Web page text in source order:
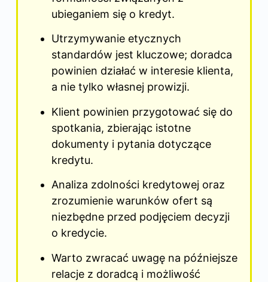
ubieganiem się o kredyt.
Utrzymywanie etycznych
standardów jest kluczowe; doradca
powinien działać w interesie klienta,
a nie tylko własnej prowizji.
Klient powinien przygotować się do
spotkania, zbierając istotne
dokumenty i pytania dotyczące
kredytu.
Analiza zdolności kredytowej oraz
zrozumienie warunków ofert są
niezbędne przed podjęciem decyzji
o kredycie.
Warto zwracać uwagę na późniejsze
relacje z doradcą i możliwość